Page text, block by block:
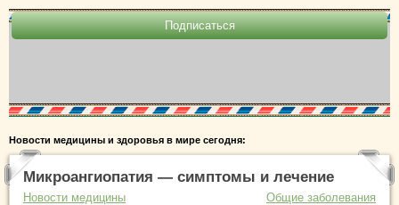
Новости медицины и здоровья в мире сегодня:
Микроангиопатия — симптомы и лечение
Новости медицины Общие заболевания